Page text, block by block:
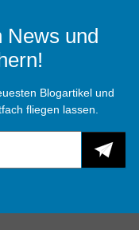
News und
Blogartikel und
fliegen lassen.